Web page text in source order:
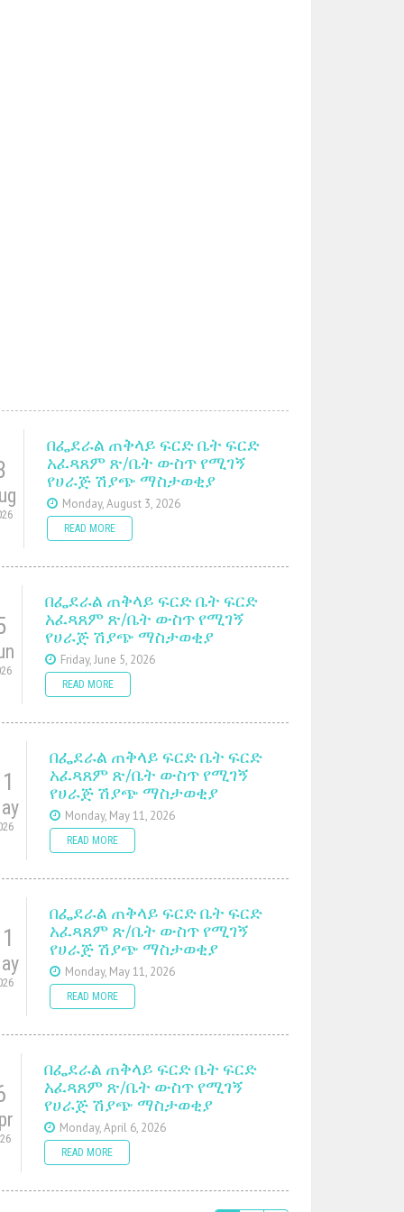
በፌደራል ጠቅላይ ፍርድ ቤት ፍርድ
አፈጻጸም ጽ/ቤት ውስጥ የሚገኝ
የሀራጅ ሽያጭ ማስታወቂያ
Monday, August 3, 2026
READ MORE
በፌደራል ጠቅላይ ፍርድ ቤት ፍርድ
አፈጻጸም ጽ/ቤት ውስጥ የሚገኝ
የሀራጅ ሽያጭ ማስታወቂያ
Friday, June 5, 2026
READ MORE
በፌደራል ጠቅላይ ፍርድ ቤት ፍርድ
አፈጻጸም ጽ/ቤት ውስጥ የሚገኝ
የሀራጅ ሽያጭ ማስታወቂያ
Monday, May 11, 2026
READ MORE
በፌደራል ጠቅላይ ፍርድ ቤት ፍርድ
አፈጻጸም ጽ/ቤት ውስጥ የሚገኝ
የሀራጅ ሽያጭ ማስታወቂያ
Monday, May 11, 2026
READ MORE
በፌደራል ጠቅላይ ፍርድ ቤት ፍርድ
አፈጻጸም ጽ/ቤት ውስጥ የሚገኝ
የሀራጅ ሽያጭ ማስታወቂያ
Monday, April 6, 2026
READ MORE